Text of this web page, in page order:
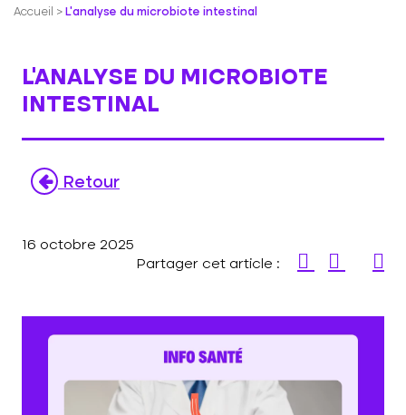
Accueil > L’analyse du microbiote intestinal
L’ANALYSE DU MICROBIOTE
INTESTINAL
Retour
16 octobre 2025
Partager cet article :